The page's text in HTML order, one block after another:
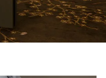
ابق على تواصل معنا
اطلب تقدير السعر